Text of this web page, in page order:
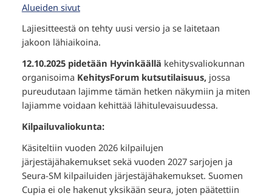
Alueiden sivut
Lajiesitteestä on tehty uusi versio ja se laitetaan
jakoon lähiaikoina.
12.10.2025 pidetään Hyvinkäällä kehitysvaliokunnan
organisoima KehitysForum kutsutilaisuus,jossa
pureudutaan lajimme tämän hetken näkymiin ja miten
lajiamme voidaan kehittää lähitulevaisuudessa.
Kilpailuvaliokunta:
Käsiteltiin vuoden 2026 kilpailujen
järjestäjähakemukset sekä vuoden 2027 sarjojen ja
Seura-SM kilpailuiden järjestäjähakemukset. Suomen
Cupia ei ole hakenut yksikään seura, joten päätettiin